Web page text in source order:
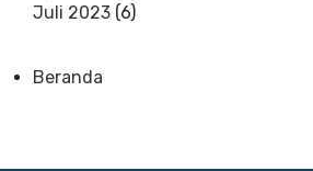
Juli 2023 (6)
Beranda